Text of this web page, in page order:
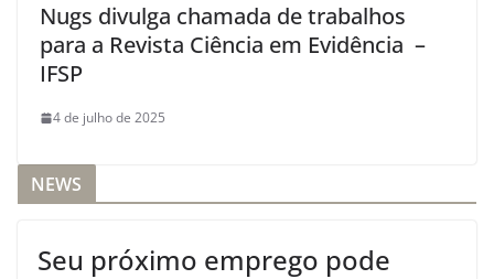
Nugs divulga chamada de trabalhos
para a Revista Ciência em Evidência –
IFSP
4 de julho de 2025
NEWS
Seu próximo emprego pode